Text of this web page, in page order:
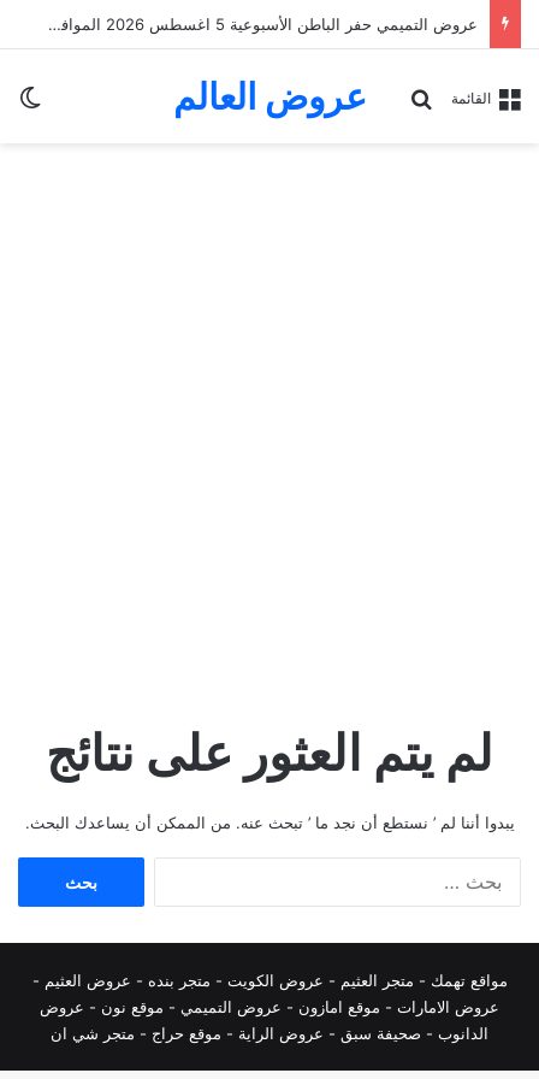
عروض التميمي حفر الباطن الأسبوعية 5 اغسطس 2026 الموافق 22 صفر 1448 Back To School
عروض العالم القائمة بحث عن
لم يتم العثور على نتائج
يبدوا أننا لم ’ نستطع أن نجد ما ’ تبحث عنه. من الممكن أن يساعدك البحث.
مواقع تهمك - متجر العثيم - عروض الكويت - متجر بنده - عروض العثيم -
عروض الامارات - موقع امازون - عروض التميمي - موقع نون - عروض
الدانوب - صحيفة سبق - عروض الراية - موقع حراج - متجر شي ان